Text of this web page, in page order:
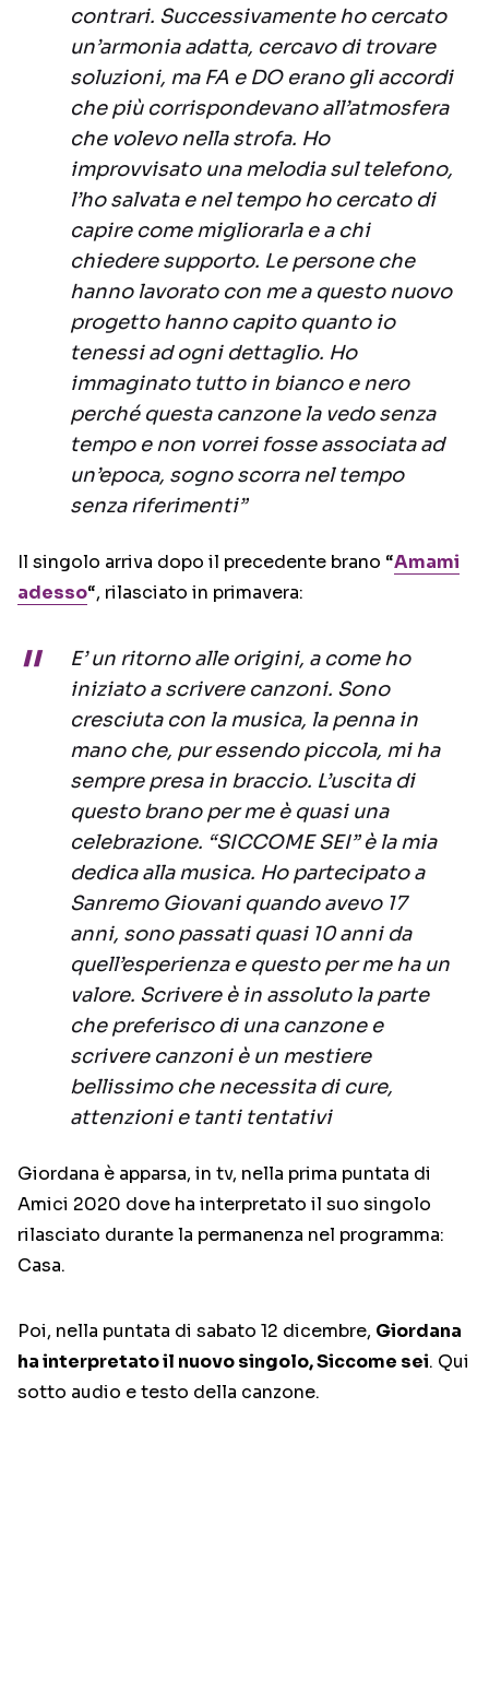
contrari. Successivamente ho cercato
un’armonia adatta, cercavo di trovare
soluzioni, ma FA e DO erano gli accordi
che più corrispondevano all’atmosfera
che volevo nella strofa. Ho
improvvisato una melodia sul telefono,
l’ho salvata e nel tempo ho cercato di
capire come migliorarla e a chi
chiedere supporto. Le persone che
hanno lavorato con me a questo nuovo
progetto hanno capito quanto io
tenessi ad ogni dettaglio. Ho
immaginato tutto in bianco e nero
perché questa canzone la vedo senza
tempo e non vorrei fosse associata ad
un’epoca, sogno scorra nel tempo
senza riferimenti”
Il singolo arriva dopo il precedente brano “Amami
adesso“, rilasciato in primavera:
E’ un ritorno alle origini, a come ho
iniziato a scrivere canzoni. Sono
cresciuta con la musica, la penna in
mano che, pur essendo piccola, mi ha
sempre presa in braccio. L’uscita di
questo brano per me è quasi una
celebrazione. “SICCOME SEI” è la mia
dedica alla musica. Ho partecipato a
Sanremo Giovani quando avevo 17
anni, sono passati quasi 10 anni da
quell’esperienza e questo per me ha un
valore. Scrivere è in assoluto la parte
che preferisco di una canzone e
scrivere canzoni è un mestiere
bellissimo che necessita di cure,
attenzioni e tanti tentativi
Giordana è apparsa, in tv, nella prima puntata di
Amici 2020 dove ha interpretato il suo singolo
rilasciato durante la permanenza nel programma:
Casa.
Poi, nella puntata di sabato 12 dicembre, Giordana
ha interpretato il nuovo singolo, Siccome sei. Qui
sotto audio e testo della canzone.